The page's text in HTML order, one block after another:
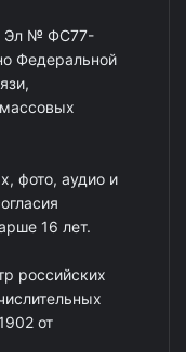
Эл № ФС77-
Федеральной
фото, аудио и
16 лет.
российских
от